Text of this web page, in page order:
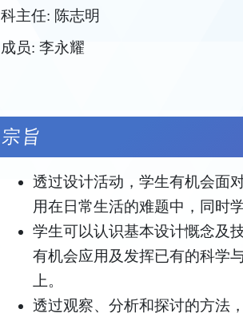
科主任: 陈志明
成员: 李永耀
宗旨
透过设计活动，学生有机会面
用在日常生活的难题中，同时
学生可以认识基本设计慨念及
有机会应用及发挥已有的科学
上。
透过观察、分析和探讨的方法